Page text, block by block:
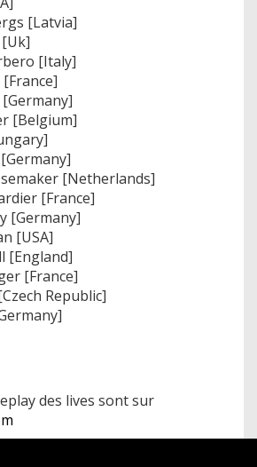
[Latvia]
[Italy]
[Belgium]
[Netherlands]
[France]
[Germany]
[USA]
[England]
[France]
Republic]
des lives sont sur